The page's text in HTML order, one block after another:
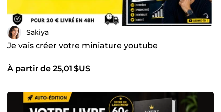
Sakiya
Je vais créer votre miniature youtube
À partir de 25,01 $US